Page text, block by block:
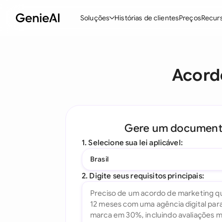
Soluções
Pergunte ao seu Documento
Todos os recursos
Histórias de clientesPreços
Gere um
1. Selecione sua lei aplicável:
Brasil
2. Digite seus requisitos principais: